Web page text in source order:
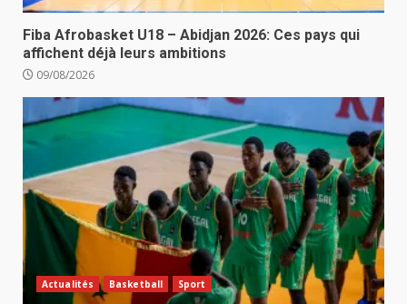
Fiba Afrobasket U18 – Abidjan 2026: Ces pays qui
affichent déjà leurs ambitions
09/08/2026
Actualités Basketball Sport